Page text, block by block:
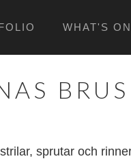
WHAT'S ON
BRUS
sprutar och